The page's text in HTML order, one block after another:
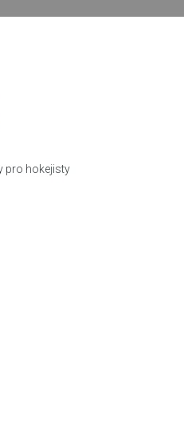
pro hokejisty